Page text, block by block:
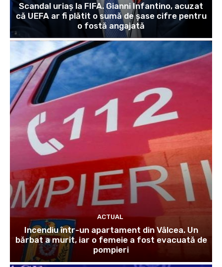
Scandal uriaș la FIFA. Gianni Infantino, acuzat
că UEFA ar fi plătit o sumă de șase cifre pentru
o fostă angajată
ACTUAL
Incendiu într-un apartament din Vâlcea. Un
bărbat a murit, iar o femeie a fost evacuată de
pompieri